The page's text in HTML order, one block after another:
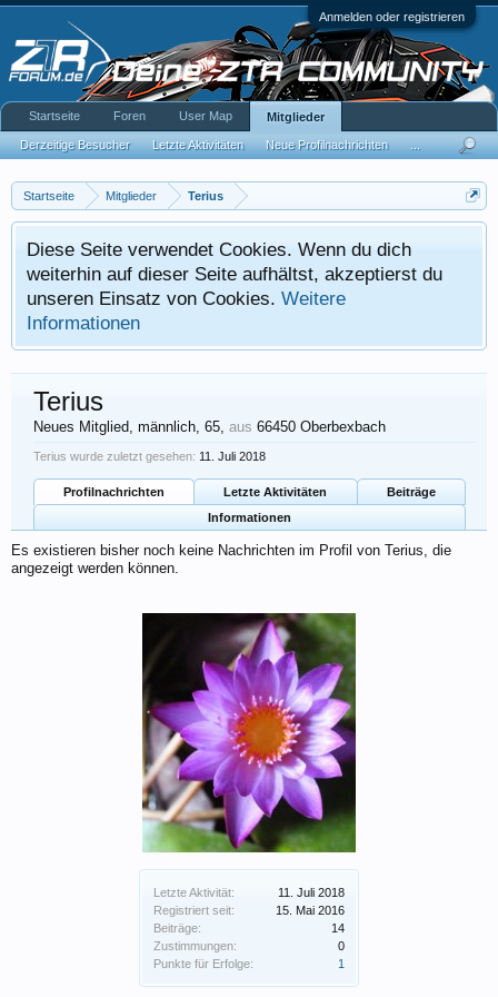
Anmelden oder registrieren
Startseite Mitglieder Terius
Diese Seite verwendet Cookies. Wenn du dich
weiterhin auf dieser Seite aufhältst, akzeptierst du
unseren Einsatz von Cookies. Weitere
Informationen
Letzte Aktivität:
11. Juli 2018
Registriert seit:
15. Mai 2016
Beiträge:
14
Zustimmungen:
0
Punkte für Erfolge:
1
Terius
Neues Mitglied, männlich, 65, aus 66450 Oberbexbach
Terius wurde zuletzt gesehen: 11. Juli 2018
Profilnachrichten Letzte Aktivitäten
Beiträge
Informationen
Es existieren bisher noch keine Nachrichten im Profil von Terius, die
angezeigt werden können.
Startseite Foren User Map Mitglieder
Derzeitige Besucher Letzte Aktivitäten Neue Profilnachrichten